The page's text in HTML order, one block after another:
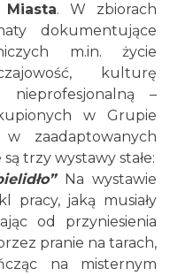
. W zbiorach
dokumentujące
m.in. życie
kulturę
nieprofesjonalną –
w Grupie
zaadaptowanych
trzy wystawy stałe:
Na wystawie
pracy, jaką musiały
od przyniesienia
pranie na tarach,
na misternym